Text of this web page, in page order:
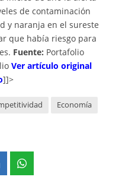
de contaminación
y naranja en el sureste
que había riesgo para
Fuente: Portafolio
Ver artículo original
]]>
Economía